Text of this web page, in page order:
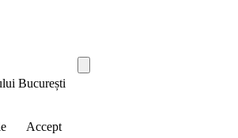
București
Accept